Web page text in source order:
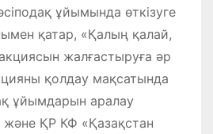
ұйымында өткізуге
қатар, «Қалың қалай,
жалғастыруға әр
қолдау мақсатында
ұйымдарын аралау
және ҚР КФ «Қазақстан